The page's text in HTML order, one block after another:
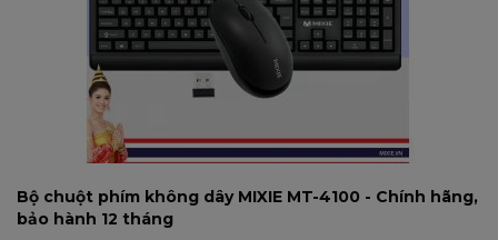
Bộ chuột phím không dây MIXIE MT-4100 - Chính hãng,
bảo hành 12 tháng